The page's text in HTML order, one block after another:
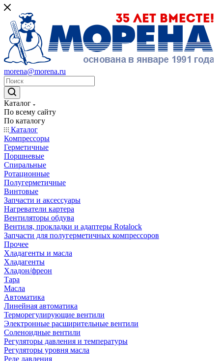
morena@morena.ru
Каталог
По всему сайту
По каталогу
Каталог
Компрессоры
Герметичные
Поршневые
Спиральные
Ротационные
Полугерметичные
Винтовые
Запчасти и аксессуары
Нагреватели картера
Вентиляторы обдува
Вентиля, прокладки и адаптеры Rotalock
Запчасти для полугерметичных компрессоров
Прочее
Хладагенты и масла
Хладагенты
Хладон/фреон
Тара
Масла
Автоматика
Линейная автоматика
Терморегулирующие вентили
Электронные расширительные вентили
Соленоидные вентили
Регуляторы давления и температуры
Регуляторы уровня масла
Реле давления